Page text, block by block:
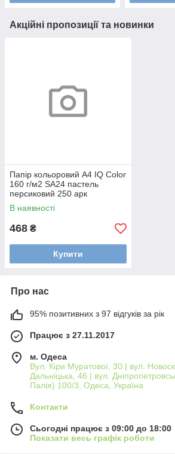
Акційні пропозиції та новинки
Папір кольоровий А4 IQ Color
160 г/м2 SA24 пастель
персиковий 250 арк
В наявності
468 ₴
Купити
Про нас
95% позитивних з 97 відгуків за рік
Працює з 27.11.2017
м. Одеса
Вул. Кіри Муратової, 30.| вул.
Дальніцька, 46.| вул.
Палія) 100/3, Одеса, Україна
Контакти
Сьогодні працює з 09:00 до 18:00
Показати весь графік роботи